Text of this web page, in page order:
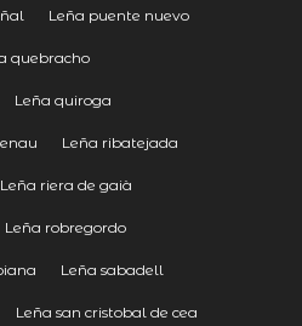
Leña puente nuevo
quebracho
Leña quiroga
Leña ribatejada
Leña riera de gaià
Leña robregordo
Leña sabadell
Leña san cristobal de cea